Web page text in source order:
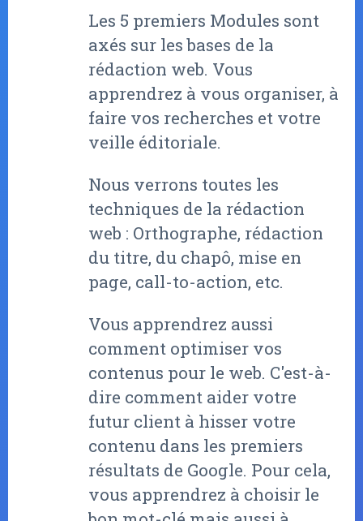
Les 5 premiers Modules sont
axés sur les bases de la
rédaction web. Vous
apprendrez à vous organiser, à
faire vos recherches et votre
veille éditoriale.
Nous verrons toutes les
techniques de la rédaction
web : Orthographe, rédaction
du titre, du chapô, mise en
page, call-to-action, etc.
Vous apprendrez aussi
comment optimiser vos
contenus pour le web. C'est-à-
dire comment aider votre
futur client à hisser votre
contenu dans les premiers
résultats de Google. Pour cela,
vous apprendrez à choisir le